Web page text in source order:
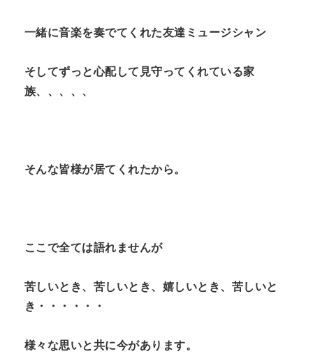
一緒に音楽を奏でてくれた友達ミュージシャン
そしてずっと心配して見守ってくれている家
族、、、、、
そんな皆様が居てくれたから。
ここで全ては語れませんが
苦しいとき、苦しいとき、嬉しいとき、苦しいと
き・・・・・・
様々な思いと共に今があります。